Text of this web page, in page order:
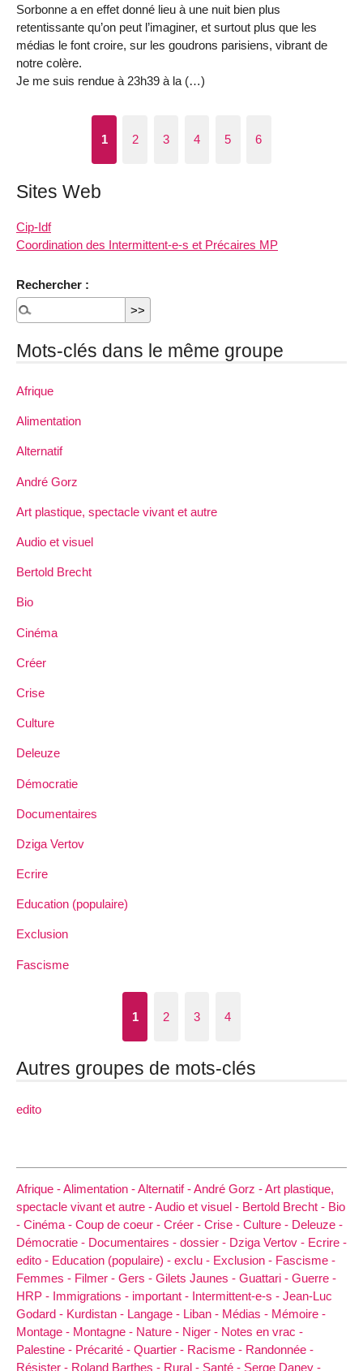
Sorbonne a en effet donné lieu à une nuit bien plus
retentissante qu’on peut l’imaginer, et surtout plus que les
médias le font croire, sur les goudrons parisiens, vibrant de
notre colère.
Je me suis rendue à 23h39 à la (…)
1 2 3 4 5 6
Sites Web
Cip-Idf
Coordination des Intermittent-e-s et Précaires MP
Rechercher :
Mots-clés dans le même groupe
Afrique
Alimentation
Alternatif
André Gorz
Art plastique, spectacle vivant et autre
Audio et visuel
Bertold Brecht
Bio
Cinéma
Créer
Crise
Culture
Deleuze
Démocratie
Documentaires
Dziga Vertov
Ecrire
Education (populaire)
Exclusion
Fascisme
1 2 3 4
Autres groupes de mots-clés
edito
Afrique -Alimentation -Alternatif -André Gorz -Art plastique,
spectacle vivant et autre -Audio et visuel - Bertold Brecht - Bio
- Cinéma - Coup de coeur - Créer - Crise - Culture - Deleuze -
Démocratie - Documentaires - dossier - Dziga Vertov - Ecrire -
edito - Education (populaire) - exclu - Exclusion - Fascisme -
Femmes - Filmer - Gers - Gilets Jaunes - Guattari - Guerre -
HRP - Immigrations - important - Intermittent-e-s - Jean-Luc
Godard - Kurdistan - Langage - Liban - Médias - Mémoire -
Montage - Montagne - Nature - Niger - Notes en vrac -
Palestine - Précarité - Quartier - Racisme - Randonnée -
Résister - Roland Barthes - Rural - Santé - Serge Daney -